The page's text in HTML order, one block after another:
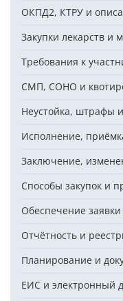
ОКПД2, КТРУ и
Закупки лекарств и
Требования к
СМП, СОНО и
Неустойка, штрафы
Исполнение,
Заключение,
Способы закупок и
Обеспечение заявки
Отчётность и
Планирование и
ЕИС и электронный